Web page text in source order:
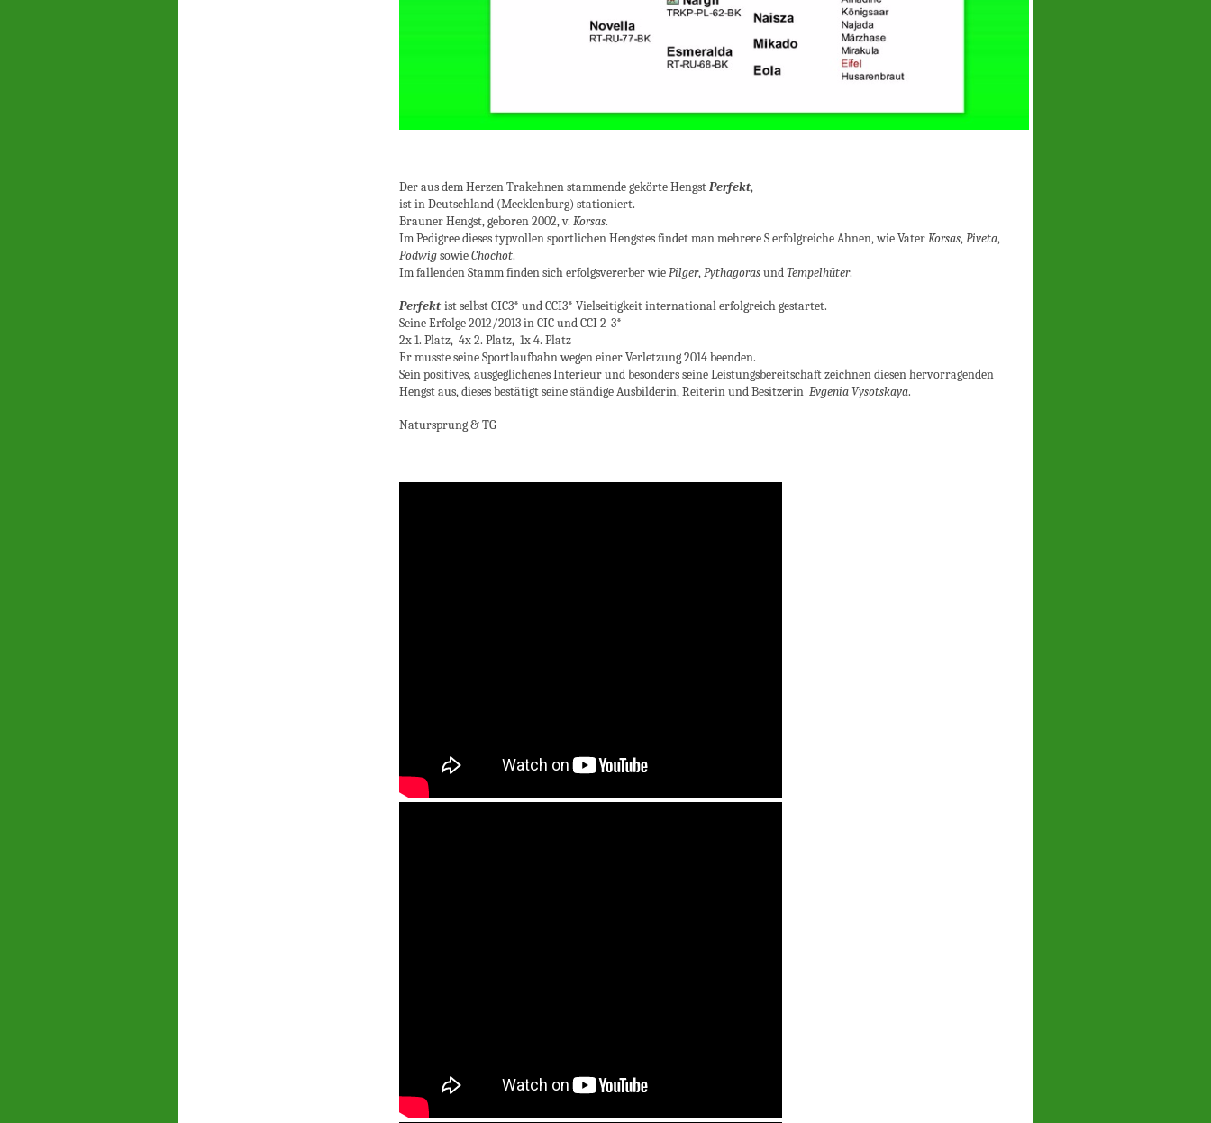
Der aus dem Herzen Trakehnen stammende gekörte HengstPerfekt,
ist in Deutschland (Mecklenburg) stationiert.
Brauner Hengst, geboren 2002, v. Korsas.
Im Pedigree dieses typvollen sportlichen Hengstes findet man mehrere S erfolgreiche Ahnen, wie VaterKorsas,Piveta,
PodwigsowieChochot.
Im fallenden Stamm finden sich erfolgsvererber wiePilger,PythagorasundTempelhüter.
Perfekt ist selbst CIC3* und CCI3* Vielseitigkeit international erfolgreich gestartet.
Seine Erfolge 2012/2013 in CIC und CCI 2-3*
2x 1. Platz, 4x 2. Platz, 1x 4. Platz
Er musste seine Sportlaufbahn wegen einer Verletzung 2014 beenden.
Sein positives, ausgeglichenes Interieur und besonders seine Leistungsbereitschaft zeichnen diesen hervorragenden
Hengst aus, dieses bestätigt seine ständige Ausbilderin, Reiterin und Besitzerin Evgenia Vysotskaya.
Natursprung & TG